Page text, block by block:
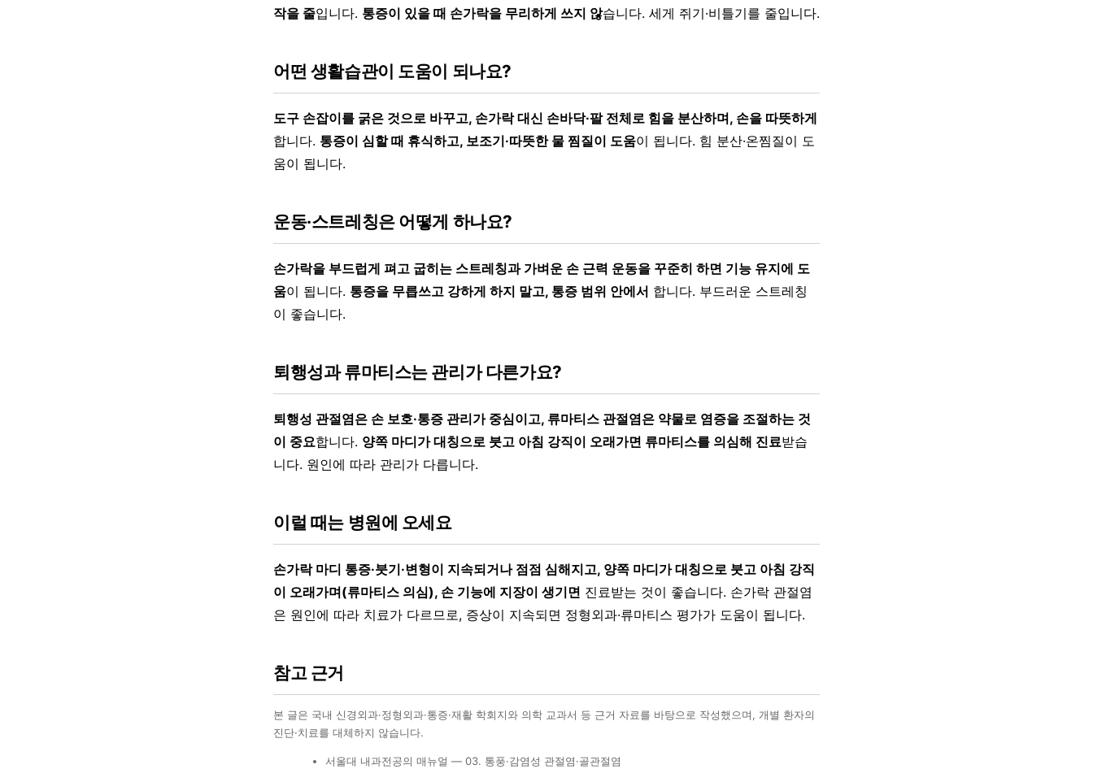
작을 줄입니다. 통증이 있을 때 손가락을 무리하게 쓰지 않습니다. 세게 쥐기·비틀기를 줄입니다.
어떤 생활습관이 도움이 되나요?
도구 손잡이를 굵은 것으로 바꾸고, 손가락 대신 손바닥·팔 전체로 힘을 분산하며, 손을 따뜻하게
합니다. 통증이 심할 때 휴식하고, 보조기·따뜻한 물 찜질이 도움이 됩니다. 힘 분산·온찜질이 도
움이 됩니다.
운동·스트레칭은 어떻게 하나요?
손가락을 부드럽게 펴고 굽히는 스트레칭과 가벼운 손 근력 운동을 꾸준히 하면 기능 유지에 도
움이 됩니다. 통증을 무릅쓰고 강하게 하지 말고, 통증 범위 안에서 합니다. 부드러운 스트레칭
이 좋습니다.
퇴행성과 류마티스는 관리가 다른가요?
퇴행성 관절염은 손 보호·통증 관리가 중심이고, 류마티스 관절염은 약물로 염증을 조절하는 것
이 중요합니다. 양쪽 마디가 대칭으로 붓고 아침 강직이 오래가면 류마티스를 의심해 진료받습
니다. 원인에 따라 관리가 다릅니다.
이럴 때는 병원에 오세요
손가락 마디 통증·붓기·변형이 지속되거나 점점 심해지고, 양쪽 마디가 대칭으로 붓고 아침 강직
이 오래가며(류마티스 의심), 손 기능에 지장이 생기면 진료받는 것이 좋습니다. 손가락 관절염
은 원인에 따라 치료가 다르므로, 증상이 지속되면 정형외과·류마티스 평가가 도움이 됩니다.
참고 근거
본 글은 국내 신경외과·정형외과·통증·재활 학회지와 의학 교과서 등 근거 자료를 바탕으로 작성했으며, 개별 환자의
진단·치료를 대체하지 않습니다.
서울대 내과전공의 매뉴얼 — 03. 통풍·감염성 관절염·골관절염